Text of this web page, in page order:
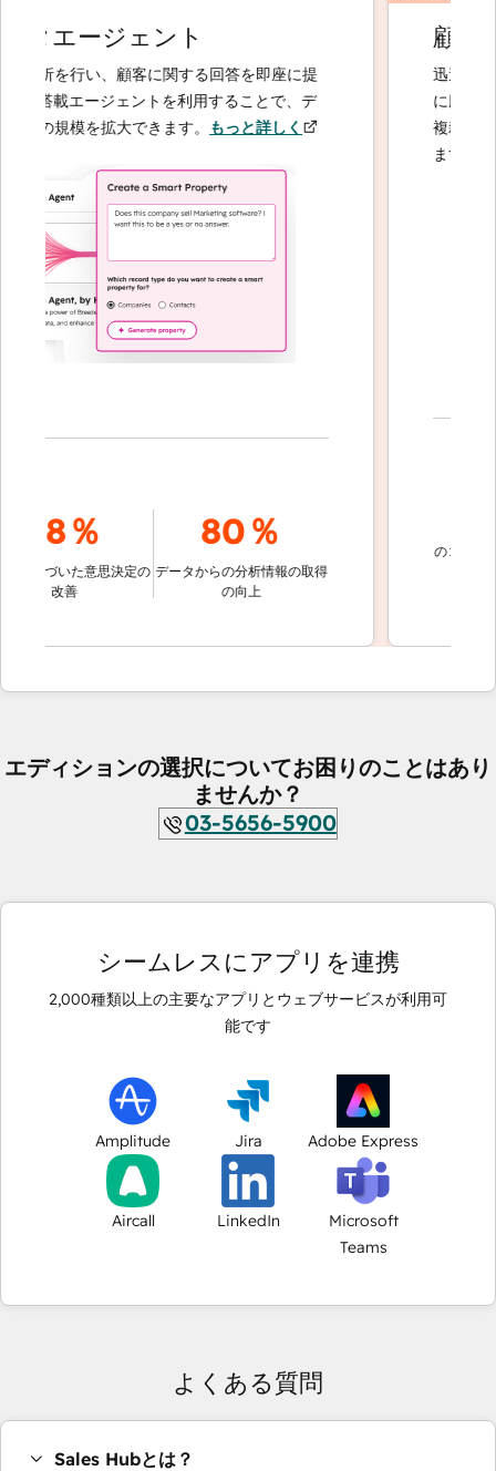
エージェント
を行い、顧客に関する回答を即座に提
載エージェントを利用することで、デ
規模を拡大できます。もっと詳しく
％
づいた意思決定の
80％
データからの分析情報の取得
の向上
顧客対
迅速かつ正
に応じてエ
複雑なケー
ます。もっと
のコミュニケ
エディションの選択についてお困りのことはあり
ませんか？
03-5656-5900
シームレスにアプリを連携
2,000種類以上の主要なアプリとウェブサービスが利用可
能です
Amplitude Jira Adobe Express
Aircall LinkedIn
Microsoft
Teams
よくある質問
Sales Hubとは？